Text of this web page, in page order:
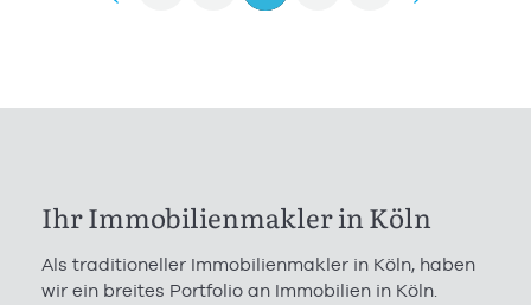
Ihr Immobilienmakler in Köln
Als traditioneller Immobilienmakler in Köln, haben
wir ein breites Portfolio an Immobilien in Köln.